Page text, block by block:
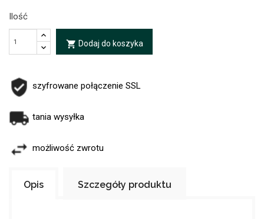
Ilość
local_grocery_store Dodaj do koszyka
szyfrowane połączenie SSL
tania wysyłka
możliwość zwrotu
Opis Szczegóły produktu